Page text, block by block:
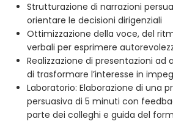
Strutturazione di narrazioni
orientare le decisioni dirigenziali
Ottimizzazione della voce, del
verbali per esprimere
Realizzazione di presentazioni
di trasformare l’interesse in
Laboratorio: Elaborazione di una
persuasiva di 5 minuti con
parte dei colleghi e guida del